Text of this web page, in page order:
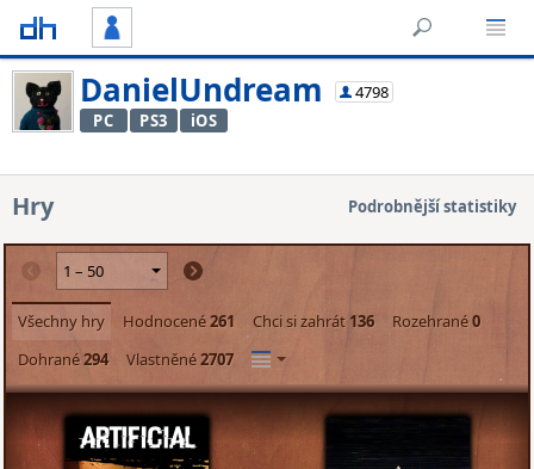
DanielUndream
4798
PC
PS3 iOS
Hry Podrobnější statistiky
Všechny hry Hodnocené261 Chci si zahrát 136 Rozehrané0
Dohrané294 Vlastněné2707